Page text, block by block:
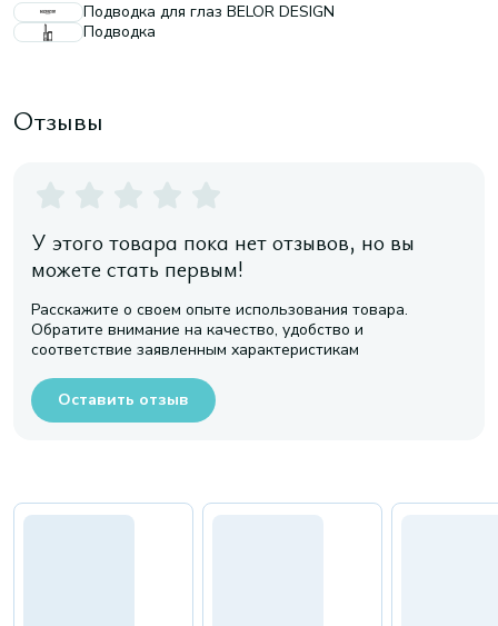
Подводка для глаз BELOR DESIGN
Подводка
Отзывы
У этого товара пока нет отзывов, но вы
можете стать первым!
Расскажите о своем опыте использования товара.
Обратите внимание на качество, удобство и
соответствие заявленным характеристикам
Оставить отзыв